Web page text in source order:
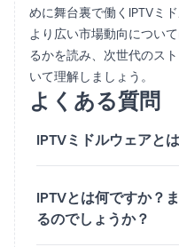
めに舞台裏で働くIPTVミ
より広い市場動向について
るかを読み、次世代のス
いて理解しましょう。
よくある質問
IPTVミドルウェアと
IPTVとは何ですか？
るのでしょうか？